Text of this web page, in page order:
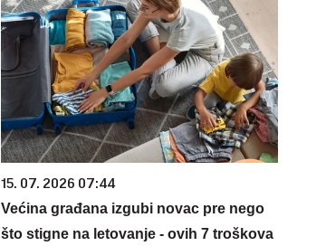
15. 07. 2026 07:44
Većina građana izgubi novac pre nego
što stigne na letovanje - ovih 7 troškova